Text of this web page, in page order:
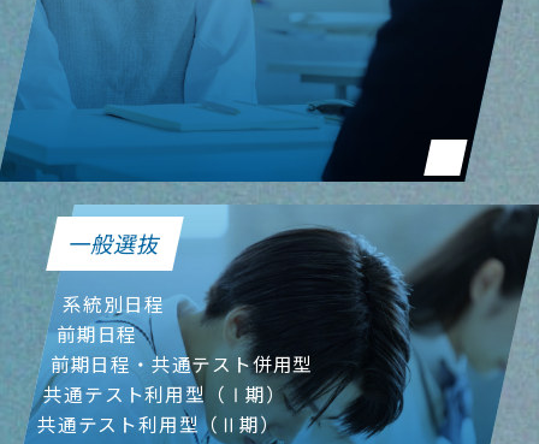
一般選抜
系統別日程
前期日程
前期日程・共通テスト併用型
共通テスト利用型（Ⅰ期）
共通テスト利用型（Ⅱ期）